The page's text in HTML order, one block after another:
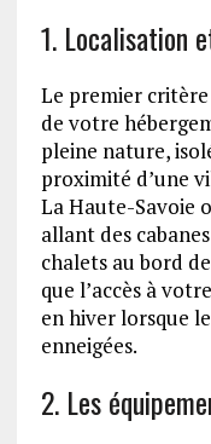
1. Localisation
Le premier
de votre
pleine nature,
proximité d’une
La Haute-Savoie
allant des
chalets au bord
que l’accès à
en hiver lorsque
enneigées.
2. Les